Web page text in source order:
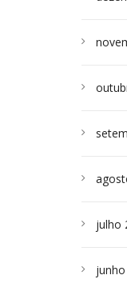
julho